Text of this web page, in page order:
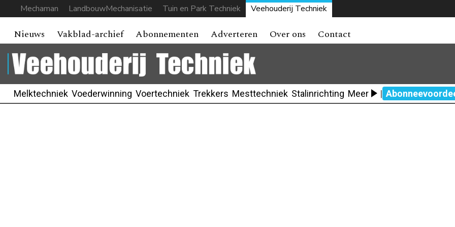
Mechaman LandbouwMechanisatie Tuin en Park Techniek Veehouderij Techniek
Nieuws Vakblad-archief Abonnementen Adverteren Over ons Contact
Melktechniek Voederwinning Voertechniek Trekkers Mesttechniek Stalinrichting Meer |